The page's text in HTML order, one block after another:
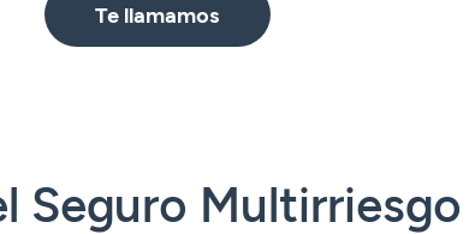
Te llamamos
Seguro Multirriesgo